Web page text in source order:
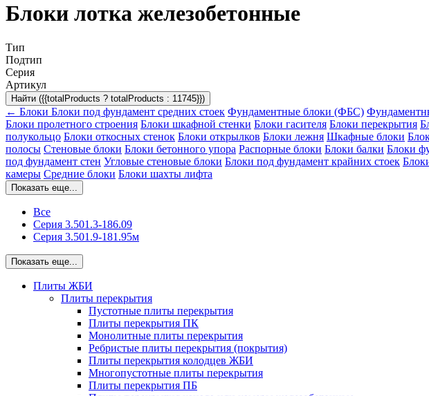
Блоки лотка железобетонные
Тип
Подтип
Серия
Артикул
Найти ({{totalProducts ? totalProducts : 11745}})
← Блоки Блоки под фундамент средних стоек Фундаментные блоки (ФБС)
Блоки пролетного строения Блоки шкафной стенки Блоки гасителя Блоки перекрытия
полукольцо Блоки откосных стенок Блоки открылков Блоки лежня Шкафные блоки
полосы Стеновые блоки Блоки бетонного упора Распорные блоки Блоки балки Блоки
под фундамент стен Угловые стеновые блоки Блоки под фундамент крайних стоек
камеры Средние блоки Блоки шахты лифта
Показать еще...
Все
Серия 3.501.3-186.09
Серия 3.501.9-181.95м
Показать еще...
Плиты ЖБИ
Плиты перекрытия
Пустотные плиты перекрытия
Плиты перекрытия ПК
Монолитные плиты перекрытия
Ребристые плиты перекрытия (покрытия)
Плиты перекрытия колодцев ЖБИ
Многопустотные плиты перекрытия
Плиты перекрытия ПБ